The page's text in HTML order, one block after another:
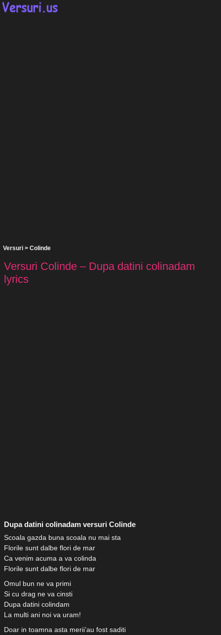
Versuri > Colinde
Versuri Colinde – Dupa datini colinadam
lyrics
Dupa datini colinadam versuri Colinde
Scoala gazda buna scoala nu mai sta
Florile sunt dalbe flori de mar
Ca venim acuma a va colinda
Florile sunt dalbe flori de mar
Omul bun ne va primi
Si cu drag ne va cinsti
Dupa datini colindam
La multi ani noi va uram!
Doar in toamna asta merii’au fost saditi